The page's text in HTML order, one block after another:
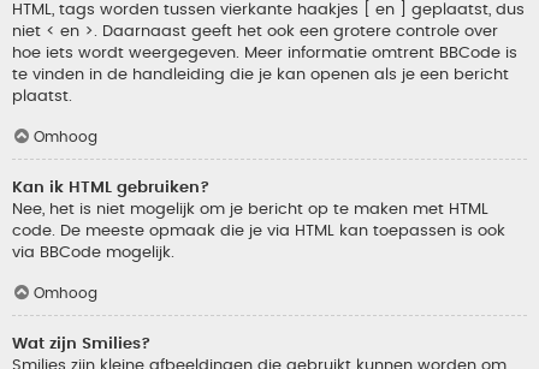
HTML, tags worden tussen vierkante haakjes [ en ] geplaatst, dus
niet < en >. Daarnaast geeft het ook een grotere controle over
hoe iets wordt weergegeven. Meer informatie omtrent BBCode is
te vinden in de handleiding die je kan openen als je een bericht
plaatst.
Omhoog
Kan ik HTML gebruiken?
Nee, het is niet mogelijk om je bericht op te maken met HTML
code. De meeste opmaak die je via HTML kan toepassen is ook
via BBCode mogelijk.
Omhoog
Wat zijn Smilies?
Smilies zijn kleine afbeeldingen die gebruikt kunnen worden om